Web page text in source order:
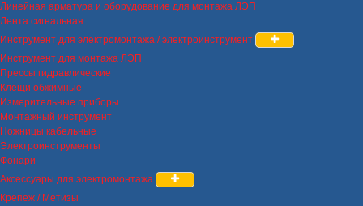
Линейная арматура и оборудование для монтажа ЛЭП
Лента сигнальная
Инструмент для электромонтажа / электроинструмент
Инструмент для монтажа ЛЭП
Прессы гидравлические
Клещи обжимные
Измерительные приборы
Монтажный инструмент
Ножницы кабельные
Электроинструменты
Фонари
Аксессуары для электромонтажа
Крепеж / Метизы